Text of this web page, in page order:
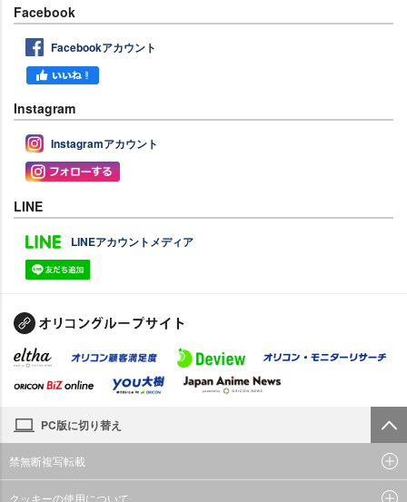
Facebook
Facebookアカウント
Instagram
Instagramアカウント
LINE
LINEアカウントメディア
PC版に切り替え
禁無断複写転載
クッキーの使用について